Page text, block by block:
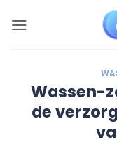
naar
Wassen-
de